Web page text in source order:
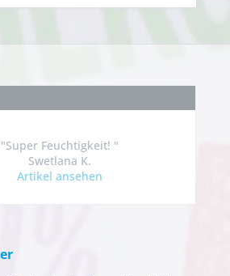
"Super Feuchtigkeit! "
Swetlana K.
Artikel ansehen